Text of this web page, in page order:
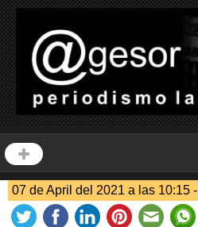
07 de April del 2021 a las 10:15 -